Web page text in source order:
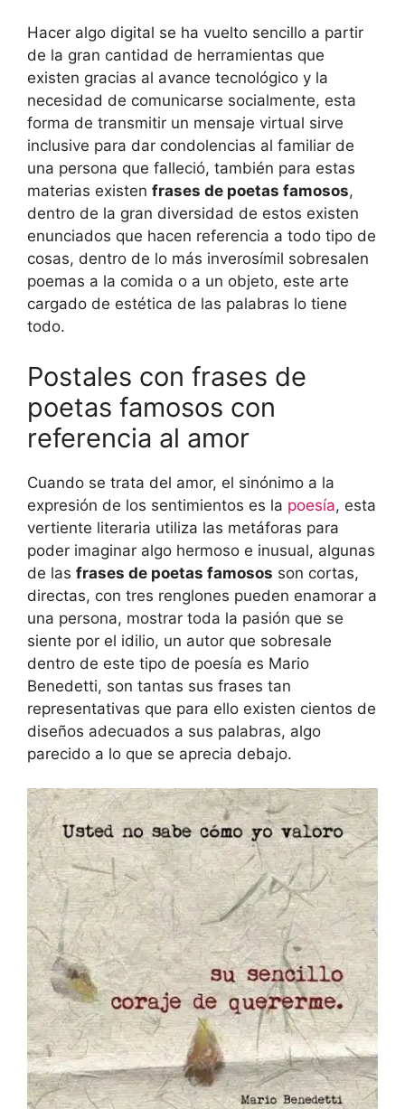
Hacer algo digital se ha vuelto sencillo a partir
de la gran cantidad de herramientas que
existen gracias al avance tecnológico y la
necesidad de comunicarse socialmente, esta
forma de transmitir un mensaje virtual sirve
inclusive para dar condolencias al familiar de
una persona que falleció, también para estas
materias existen frases de poetas famosos,
dentro de la gran diversidad de estos existen
enunciados que hacen referencia a todo tipo de
cosas, dentro de lo más inverosímil sobresalen
poemas a la comida o a un objeto, este arte
cargado de estética de las palabras lo tiene
todo.
Postales con frases de
poetas famosos con
referencia al amor
Cuando se trata del amor, el sinónimo a la
expresión de los sentimientos es la poesía, esta
vertiente literaria utiliza las metáforas para
poder imaginar algo hermoso e inusual, algunas
de las frases de poetas famosos son cortas,
directas, con tres renglones pueden enamorar a
una persona, mostrar toda la pasión que se
siente por el idilio, un autor que sobresale
dentro de este tipo de poesía es Mario
Benedetti, son tantas sus frases tan
representativas que para ello existen cientos de
diseños adecuados a sus palabras, algo
parecido a lo que se aprecia debajo.